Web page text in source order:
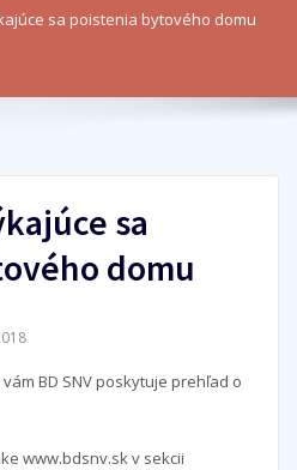
sa poistenia bytového domu
sa
domu
BD SNV poskytuje prehľad o
www.bdsnv.sk v sekcii